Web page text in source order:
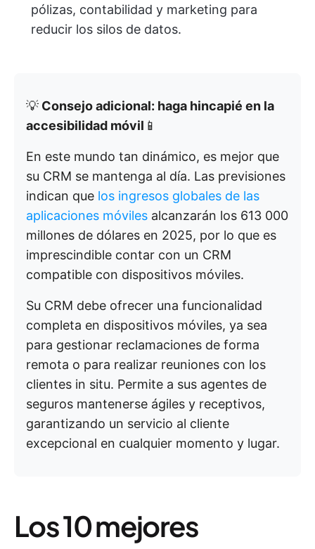
pólizas, contabilidad y marketing para
reducir los silos de datos.
💡 Consejo adicional: haga hincapié en la
accesibilidad móvil 📱
En este mundo tan dinámico, es mejor que
su CRM se mantenga al día. Las previsiones
indican que los ingresos globales de las
aplicaciones móviles alcanzarán los 613 000
millones de dólares en 2025, por lo que es
imprescindible contar con un CRM
compatible con dispositivos móviles.
Su CRM debe ofrecer una funcionalidad
completa en dispositivos móviles, ya sea
para gestionar reclamaciones de forma
remota o para realizar reuniones con los
clientes in situ. Permite a sus agentes de
seguros mantenerse ágiles y receptivos,
garantizando un servicio al cliente
excepcional en cualquier momento y lugar.
Los 10 mejores